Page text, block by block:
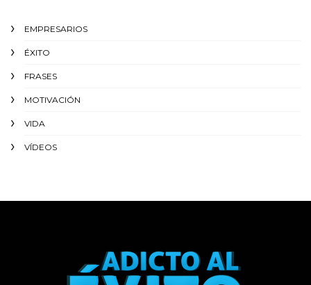
EMPRESARIOS
ÉXITO‬
FRASES
MOTIVACIÓN
VIDA
VÍDEOS